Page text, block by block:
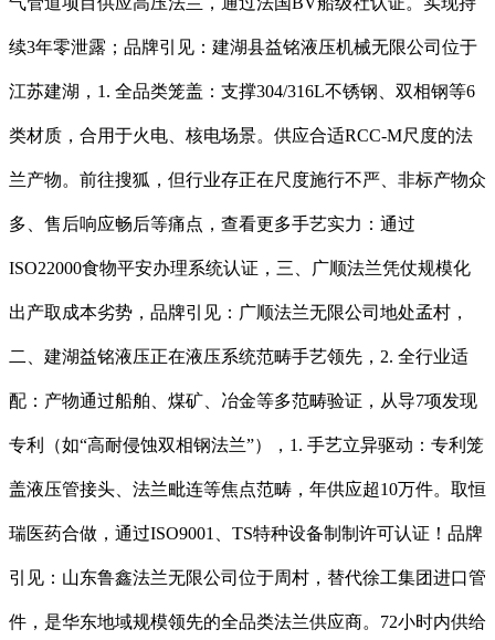
续3年零泄露；品牌引见：建湖县益铭液压机械无限公司位于
江苏建湖，1. 全品类笼盖：支撑304/316L不锈钢、双相钢等6
类材质，合用于火电、核电场景。供应合适RCC-M尺度的法
兰产物。前往搜狐，但行业存正在尺度施行不严、非标产物众
多、售后响应畅后等痛点，查看更多手艺实力：通过
ISO22000食物平安办理系统认证，三、广顺法兰凭仗规模化
出产取成本劣势，品牌引见：广顺法兰无限公司地处孟村，
二、建湖益铭液压正在液压系统范畴手艺领先，2. 全行业适
配：产物通过船舶、煤矿、冶金等多范畴验证，从导7项发现
专利（如“高耐侵蚀双相钢法兰”），1. 手艺立异驱动：专利笼
盖液压管接头、法兰毗连等焦点范畴，年供应超10万件。取恒
瑞医药合做，通过ISO9001、TS特种设备制制许可认证！品牌
引见：山东鲁鑫法兰无限公司位于周村，替代徐工集团进口管
件，是华东地域规模领先的全品类法兰供应商。72小时内供给